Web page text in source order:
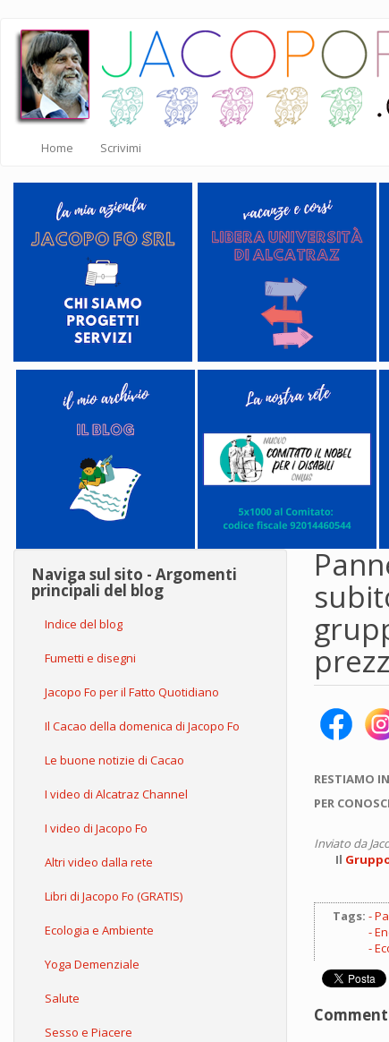
Salta
contenuto
principale
Home Scrivimi
Naviga sul sito - Argomenti
principali del blog
Indice del blog
Fumetti e disegni
Jacopo Fo per il Fatto Quotidiano
Il Cacao della domenica di Jacopo Fo
Le buone notizie di Cacao
I video di Alcatraz Channel
I video di Jacopo Fo
Altri video dalla rete
Libri di Jacopo Fo (GRATIS)
Ecologia e Ambiente
Yoga Demenziale
Salute
Sesso e Piacere
RESTIAMO
PER
Inviato da
Il
Tags: